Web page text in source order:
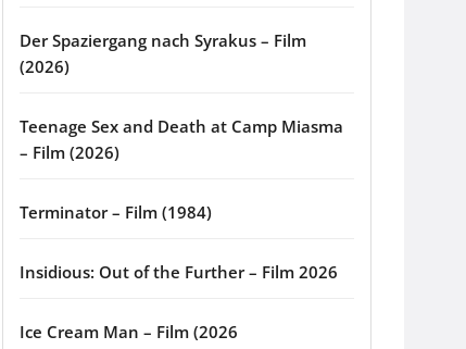
Der Spaziergang nach Syrakus – Film
(2026)
Teenage Sex and Death at Camp Miasma
– Film (2026)
Terminator – Film (1984)
Insidious: Out of the Further – Film 2026
Ice Cream Man – Film (2026